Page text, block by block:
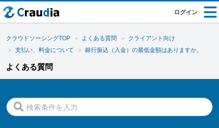
ログイン
クラウドソーシングTOP よくある質問
クライアント向け
支払い、料金について
銀行振込（入金）の最低金額はありますか。
よくある質問